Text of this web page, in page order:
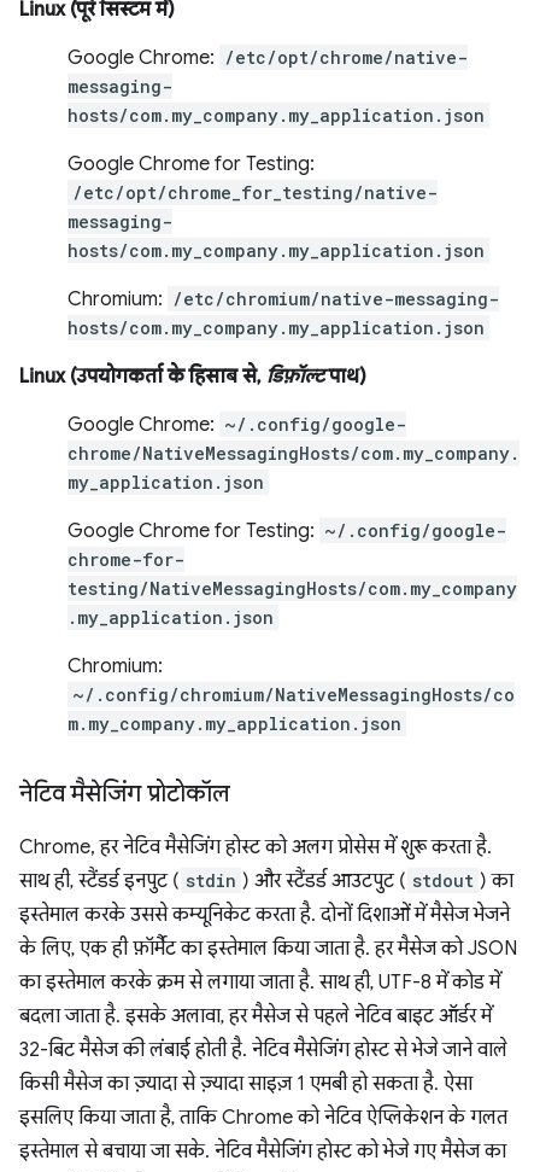
Linux (पूरे सिस्टम में)
Google Chrome: /etc/opt/chrome/native-
messaging-
hosts/com.my_company.my_application.json
Google Chrome for Testing:
/etc/opt/chrome_for_testing/native-
messaging-
hosts/com.my_company.my_application.json
Chromium: /etc/chromium/native-messaging-
hosts/com.my_company.my_application.json
Linux (उपयोगकर्ता के हिसाब से, डिफ़ॉल्टपाथ)
Google Chrome: ~/.config/google-
chrome/NativeMessagingHosts/com.my_company.
my_application.json
Google Chrome for Testing: ~/.config/google-
chrome-for-
testing/NativeMessagingHosts/com.my_company
.my_application.json
Chromium:
~/.config/chromium/NativeMessagingHosts/co
m.my_company.my_application.json
नेटिव मैसेजिंग प्रोटोकॉल
Chrome, हर नेटिव मैसेजिंग होस्ट को अलग प्रोसेस में शुरू करता है.
साथ ही, स्टैंडर्ड इनपुट ( stdin ) और स्टैंडर्ड आउटपुट ( stdout ) का
इस्तेमाल करके उससे कम्यूनिकेट करता है. दोनों दिशाओं में मैसेज भेजने
के लिए, एक ही फ़ॉर्मैट का इस्तेमाल किया जाता है. हर मैसेज को JSON
का इस्तेमाल करके क्रम से लगाया जाता है. साथ ही, UTF-8 में कोड में
बदला जाता है. इसके अलावा, हर मैसेज से पहले नेटिव बाइट ऑर्डर में
32-बिट मैसेज की लंबाई होती है. नेटिव मैसेजिंग होस्ट से भेजे जाने वाले
किसी मैसेज का ज़्यादा से ज़्यादा साइज़ 1 एमबी हो सकता है. ऐसा
इसलिए किया जाता है, ताकि Chrome को नेटिव ऐप्लिकेशन के गलत
इस्तेमाल से बचाया जा सके. नेटिव मैसेजिंग होस्ट को भेजे गए मैसेज का